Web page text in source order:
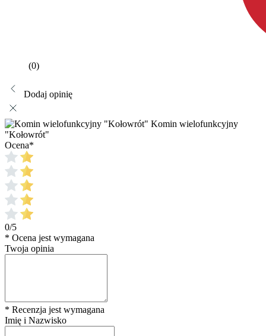
(0)
Dodaj opinię
Komin wielofunkcyjny
"Kołowrót"
Ocena*
0/5
* Ocena jest wymagana
Twoja opinia
* Recenzja jest wymagana
Imię i Nazwisko